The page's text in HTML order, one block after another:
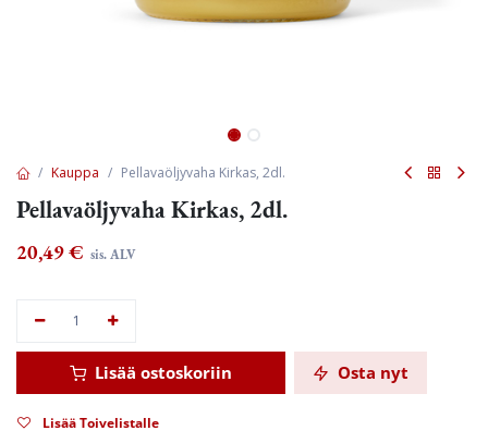
Kauppa Pellavaöljyvaha Kirkas, 2dl.
Pellavaöljyvaha Kirkas, 2dl.
20,49€ sis. ALV
Lisää ostoskoriin Osta nyt
Lisää Toivelistalle